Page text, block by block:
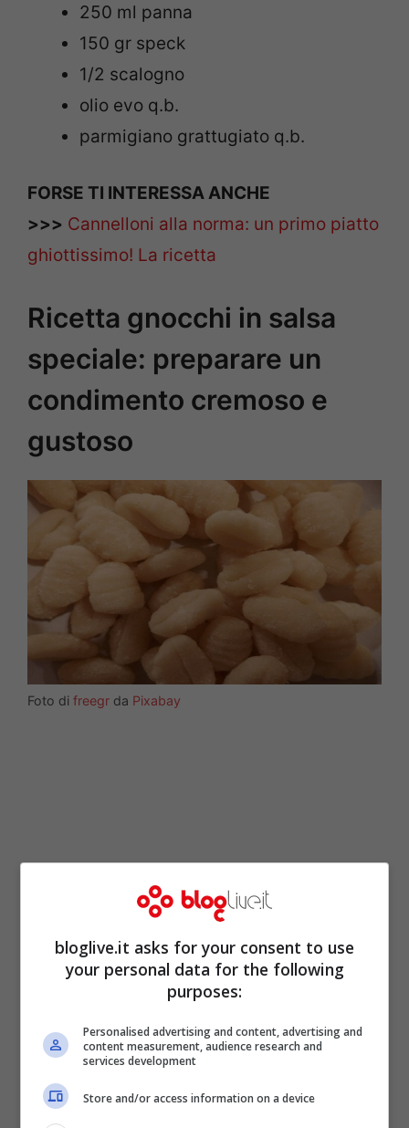
250 ml panna
150 gr speck
1/2 scalogno
olio evo q.b.
parmigiano grattugiato q.b.
FORSE TI INTERESSA ANCHE
>>> Cannelloni alla norma: un primo piatto
ghiottissimo! La ricetta
Ricetta gnocchi in salsa
speciale: preparare un
condimento cremoso e
gustoso
Foto di freegr da Pixabay
ricetta degli gnocchi al
gorgonzolaoccorre iniziare con il lessare
lepatate. Una volta pronte, scolatele,
lasciatele raffreddare completamente
(consiglio di prepararle la mattina per la
bloglive.it asks for your consent to use
your personal data for the following
purposes:
Personalised advertising and content, advertising and
content measurement, audience research and
services development
Store and/or access information on a device